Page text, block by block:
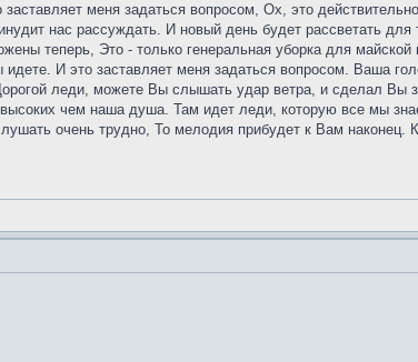
меня задаться вопросом, Ох, это
нас рассуждать. И новый день будет рассветать для
теперь, Это - только генеральная уборка для
И это заставляет меня задаться вопросом. Ваша
леди, можете Вы слышать удар ветра, и сделал Вы
чем наша душа. Там идет леди, которую все мы
очень трудно, То мелодия прибудет к Вам